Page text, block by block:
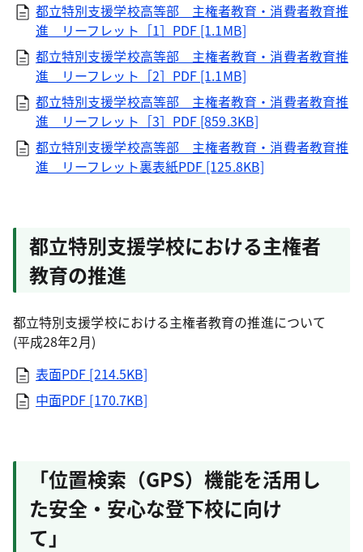
都立特別支援学校高等部 主権者教育・消費者教育推
進 リーフレット［1］PDF [1.1MB]
都立特別支援学校高等部 主権者教育・消費者教育推
進 リーフレット［2］PDF [1.1MB]
都立特別支援学校高等部 主権者教育・消費者教育推
進 リーフレット［3］PDF [859.3KB]
都立特別支援学校高等部 主権者教育・消費者教育推
進 リーフレット裏表紙PDF [125.8KB]
都立特別支援学校における主権者
教育の推進
都立特別支援学校における主権者教育の推進について
(平成28年2月)
表面PDF [214.5KB]
中面PDF [170.7KB]
「位置検索（GPS）機能を活用し
た安全・安心な登下校に向け
て」